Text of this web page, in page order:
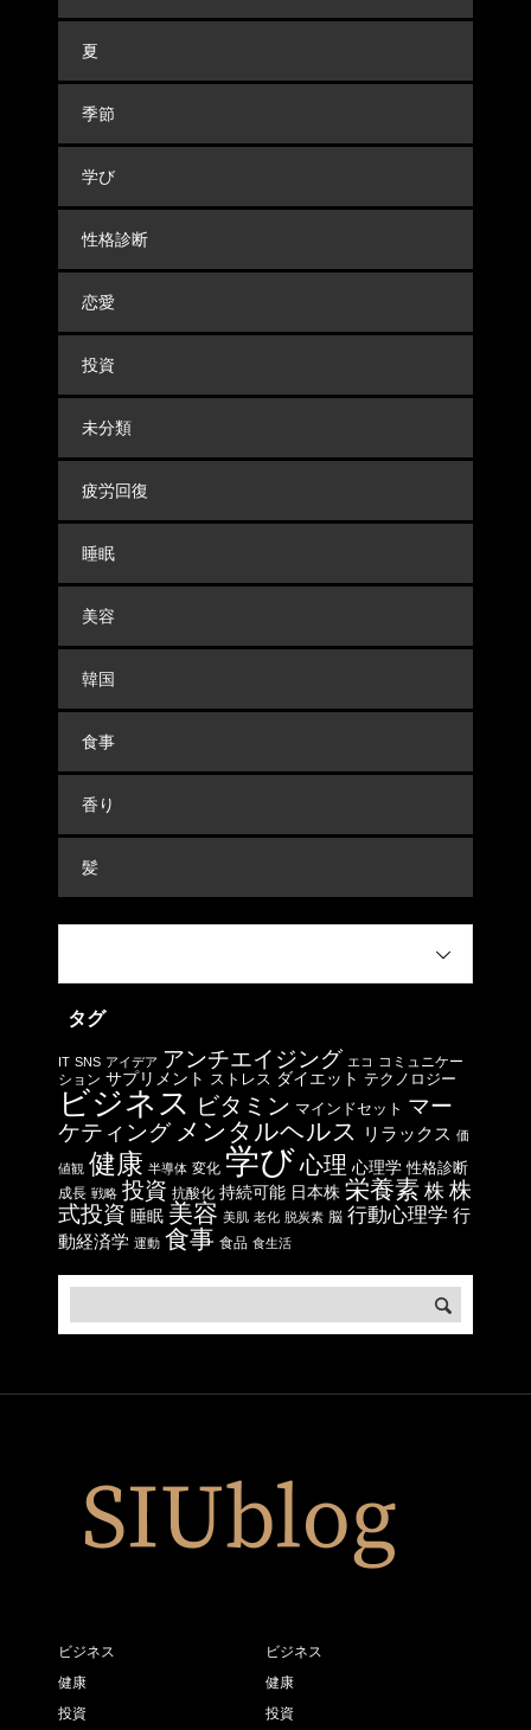
夏
季節
学び
性格診断
恋愛
投資
未分類
疲労回復
睡眠
美容
韓国
食事
香り
髪
タグ
IT SNS アイデア アンチエイジング エコ コミュニケー
ション サプリメント ストレス ダイエット テクノロジー
ビジネス ビタミン マインドセット マー
ケティング メンタルヘルス リラックス 価
値観 健康 半導体 変化 学び心理 心理学 性格診断
成長 戦略 投資 抗酸化 持続可能 日本株 栄養素 株 株
式投資 睡眠 美容 美肌 老化 脱炭素 脳 行動心理学 行
動経済学 運動 食事 食品 食生活
ビジネス
健康
投資
ビジネス
健康
投資